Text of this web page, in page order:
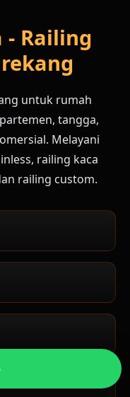
- Railing
untuk rumah
tangga,
Melayani
railing kaca
railing custom.